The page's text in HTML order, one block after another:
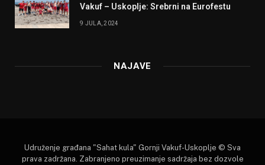
Vakuf – Uskoplje: Srebrni na Eurofestu
9 JULA, 2024
NAJAVE
Udruženje građana "Sahat kula" Gornji Vakuf-Uskoplje © Sva
prava zadržana. Zabranjeno preuzimanje sadržaja bez dozvole